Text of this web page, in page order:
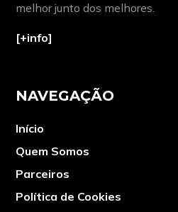
melhor junto dos melhores.
[+info]
NAVEGAÇÃO
Início
Quem Somos
Parceiros
Política de Cookies